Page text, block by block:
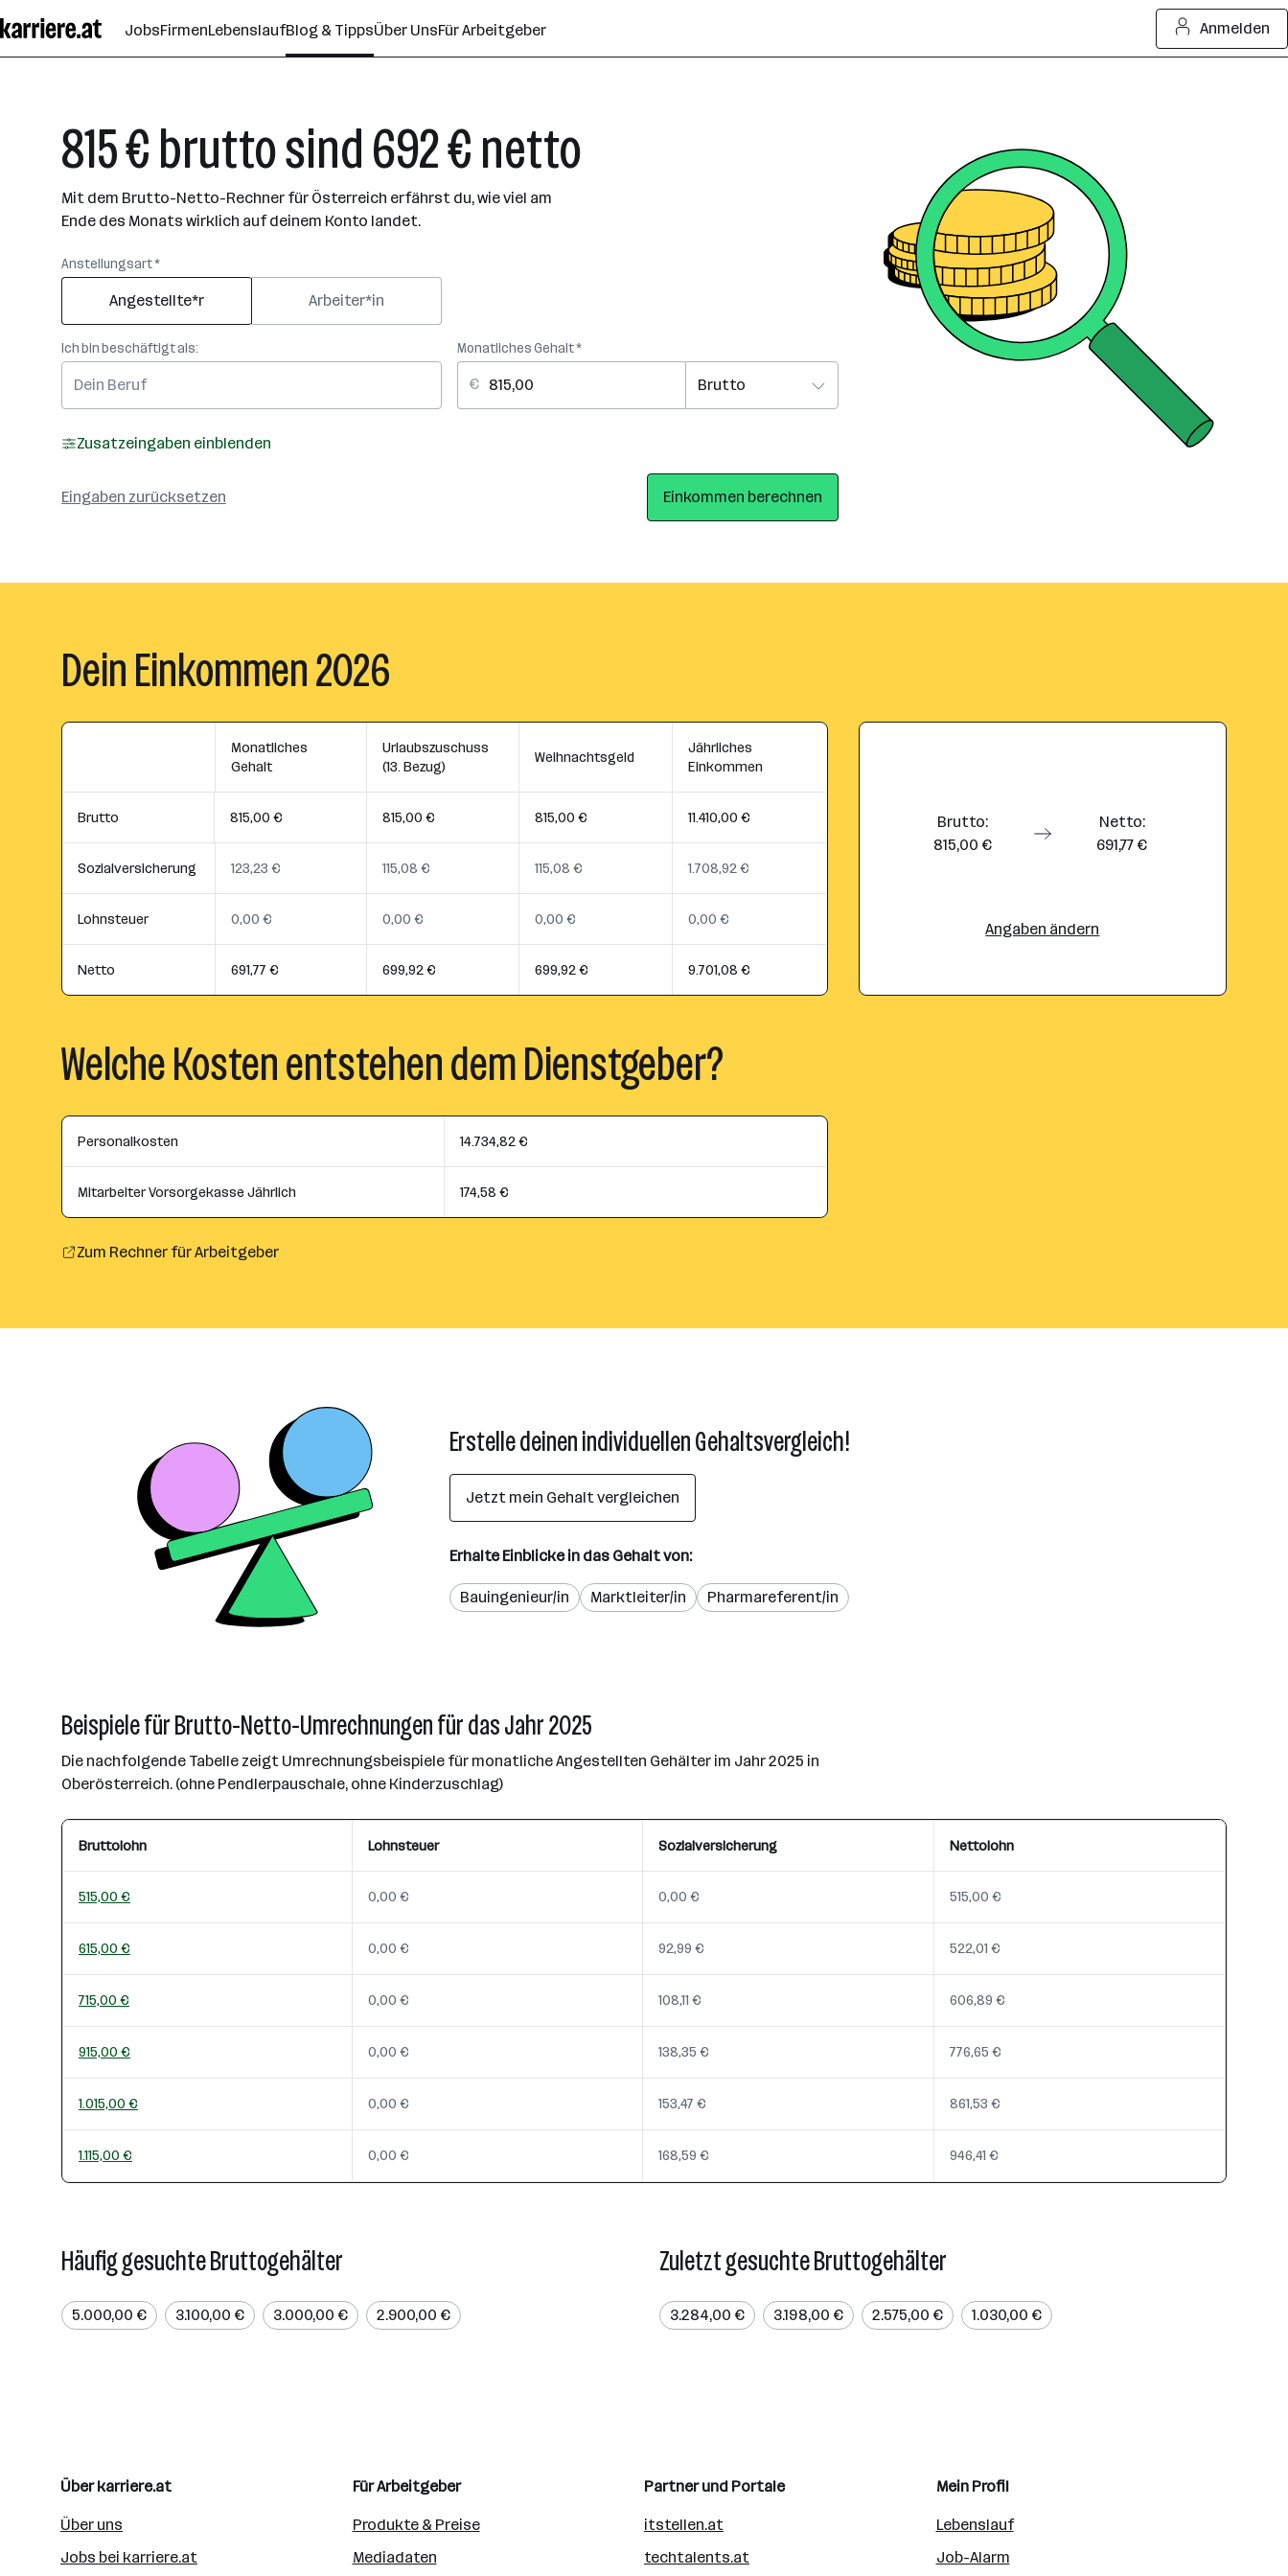
Seiteninhalt
springen
JobsFirmenLebenslaufBlog & TippsÜber UnsFür Arbeitgeber Anmelden
815 € brutto sind 692 € netto
Mit dem Brutto-Netto-Rechner für Österreich erfährst du, wie viel am
Ende des Monats wirklich auf deinem Konto landet.
Anstellungsart *
Angestellte*r Arbeiter*in
Ich bin beschäftigt als: Monatliches Gehalt *
Zusatzeingaben einblenden
Eingaben zurücksetzen Einkommen berechnen
Dein Einkommen 2026
Monatliches
Gehalt
Urlaubszuschuss
(13. Bezug)
Weihnachtsgeld
Jährliches
Einkommen
Brutto 815,00 € 815,00 € 815,00 € 11.410,00 €
Sozialversicherung 123,23 € 115,08 € 115,08 € 1.708,92 €
Lohnsteuer 0,00 € 0,00 € 0,00 € 0,00 €
Netto 691,77 € 699,92 € 699,92 € 9.701,08 €
Brutto:
815,00 €
Netto:
691,77 €
Angaben ändern
Welche Kosten entstehen dem Dienstgeber?
Personalkosten 14.734,82 €
Mitarbeiter Vorsorgekasse Jährlich 174,58 €
Zum Rechner für Arbeitgeber
Erstelle deinen individuellen Gehaltsvergleich!
Jetzt mein Gehalt vergleichen
Erhalte Einblicke in das Gehalt von:
Bauingenieur/in Marktleiter/in Pharmareferent/in
Beispiele für Brutto-Netto-Umrechnungen für das Jahr 2025
Die nachfolgende Tabelle zeigt Umrechnungsbeispiele für monatliche Angestellten Gehälter im Jahr 2025 in
Oberösterreich. (ohne Pendlerpauschale, ohne Kinderzuschlag)
Bruttolohn Lohnsteuer Sozialversicherung Nettolohn
515,00 € 0,00 € 0,00 € 515,00 €
615,00 € 0,00 € 92,99 € 522,01 €
715,00 € 0,00 € 108,11 € 606,89 €
915,00 € 0,00 € 138,35 € 776,65 €
1.015,00 € 0,00 € 153,47 € 861,53 €
1.115,00 € 0,00 € 168,59 € 946,41 €
Häufig gesuchte Bruttogehälter
5.000,00 € 3.100,00 € 3.000,00 € 2.900,00 €
Zuletzt gesuchte Bruttogehälter
3.284,00 € 3.198,00 € 2.575,00 € 1.030,00 €
Über karriere.at
Über uns
Jobs bei karriere.at
Für Arbeitgeber
Produkte & Preise
Mediadaten
Partner und Portale
itstellen.at
techtalents.at
Mein Profil
Lebenslauf
Job-Alarm